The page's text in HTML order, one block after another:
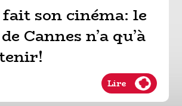
fait son cinéma: le
Cannes n’a qu’à
Lire